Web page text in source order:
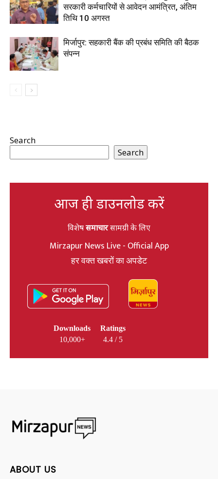
सरकारी कर्मचारियों से आवेदन आमंत्रित, अंतिम
तिथि 10 अगस्त
मिर्जापुर: सहकारी बैंक की प्रबंध समिति की बैठक
संपन्न
Search
Search
आज ही डाउनलोड करें
विशेषसमाचारसामग्री के लिए
Mirzapur News Live - Official App
हर वक्त खबरों का अपडेट
Downloads
10,000+
Ratings
4.4 / 5
ABOUT US